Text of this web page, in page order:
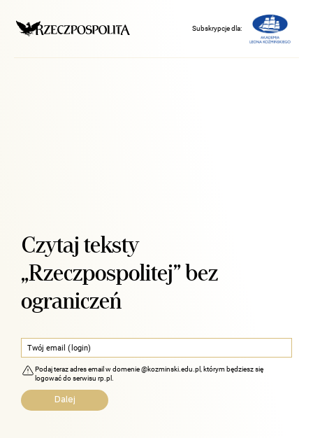
Subskrypcje dla:
Czytaj teksty
„Rzeczpospolitej” bez
ograniczeń
Podaj teraz adres email w domenie @kozminski.edu.pl, którym będziesz się
logować do serwisu rp.pl.
Dalej